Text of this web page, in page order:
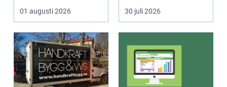
arbetsdagen. För
många hundäga...
01 augusti 2026
längdskidåkn...
30 juli 2026